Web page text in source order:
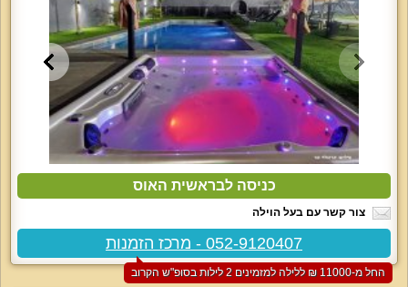
כניסה לבראשית האוס
צור קשר עם בעל הוילה
052-9120407 - מרכז הזמנות
החל מ-‏11000 ₪ ללילה למזמינים 2 לילות בסופ"ש הקרוב